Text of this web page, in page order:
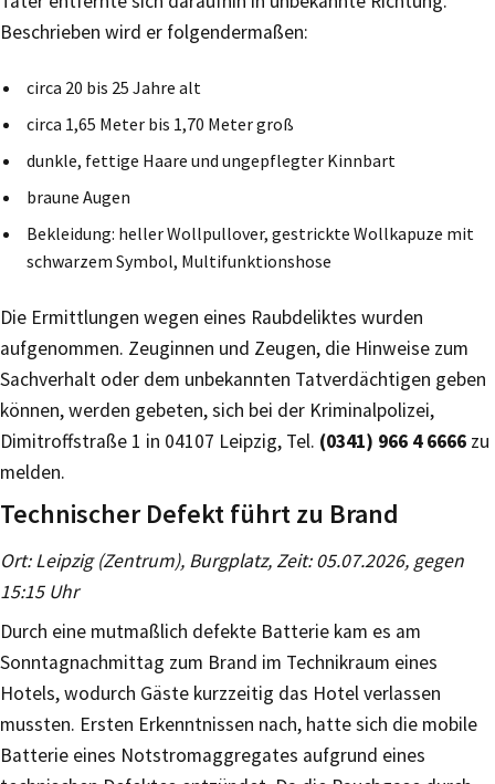
Beschrieben wird er folgendermaßen:
circa 20 bis 25 Jahre alt
circa 1,65 Meter bis 1,70 Meter groß
dunkle, fettige Haare und ungepflegter Kinnbart
braune Augen
Bekleidung: heller Wollpullover, gestrickte Wollkapuze mit
schwarzem Symbol, Multifunktionshose
Die Ermittlungen wegen eines Raubdeliktes wurden
aufgenommen. Zeuginnen und Zeugen, die Hinweise zum
Sachverhalt oder dem unbekannten Tatverdächtigen geben
können, werden gebeten, sich bei der Kriminalpolizei,
Dimitroffstraße 1 in 04107 Leipzig, Tel. (0341) 966 4 6666 zu
melden.
Technischer Defekt führt zu Brand
Ort: Leipzig (Zentrum), Burgplatz, Zeit: 05.07.2026, gegen
15:15 Uhr
Durch eine mutmaßlich defekte Batterie kam es am
Sonntagnachmittag zum Brand im Technikraum eines
Hotels, wodurch Gäste kurzzeitig das Hotel verlassen
mussten. Ersten Erkenntnissen nach, hatte sich die mobile
Batterie eines Notstromaggregates aufgrund eines